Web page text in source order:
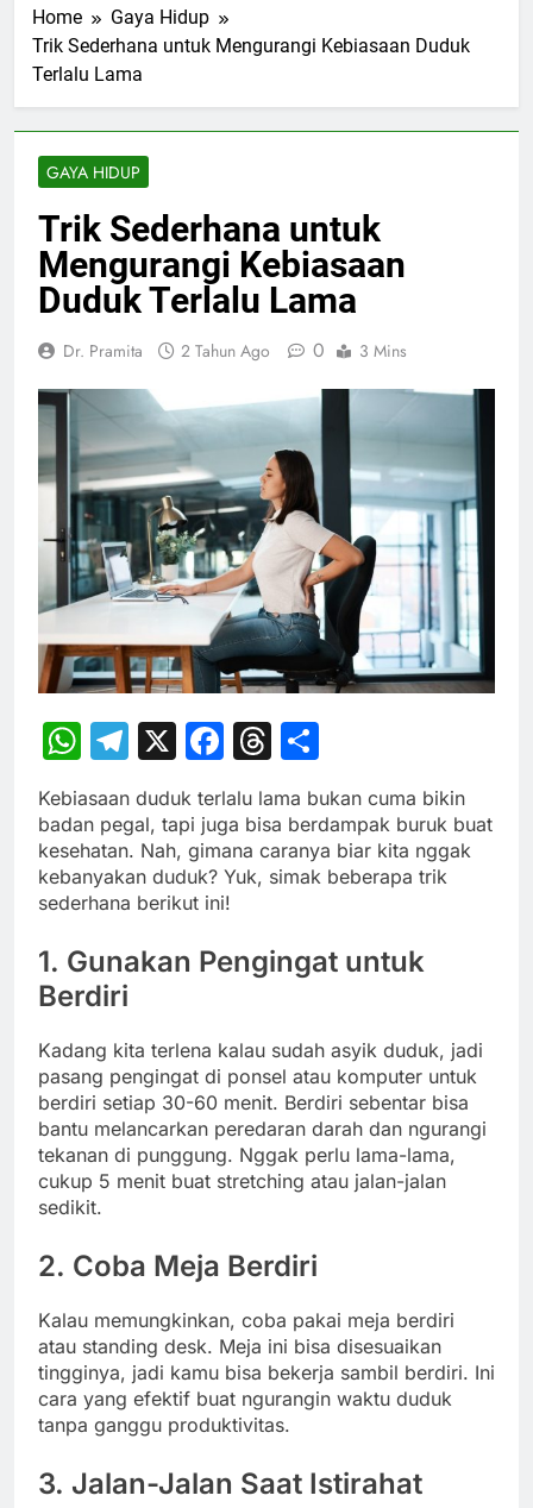
Home
Gaya Hidup
Trik Sederhana untuk Mengurangi Kebiasaan Duduk
Terlalu Lama
GAYA HIDUP
Trik Sederhana untuk
Mengurangi Kebiasaan
Duduk Terlalu Lama
Dr. Pramita 2 Tahun Ago 0 3 Mins
WhatsApp
Telegram
X Facebook
Threads
Kebiasaan duduk terlalu lama bukan cuma bikin
badan pegal, tapi juga bisa berdampak buruk buat
kesehatan. Nah, gimana caranya biar kita nggak
kebanyakan duduk? Yuk, simak beberapa trik
sederhana berikut ini!
1. Gunakan Pengingat untuk
Berdiri
Kadang kita terlena kalau sudah asyik duduk, jadi
pasang pengingat di ponsel atau komputer untuk
berdiri setiap 30-60 menit. Berdiri sebentar bisa
bantu melancarkan peredaran darah dan ngurangi
tekanan di punggung. Nggak perlu lama-lama,
cukup 5 menit buat stretching atau jalan-jalan
sedikit.
2. Coba Meja Berdiri
Kalau memungkinkan, coba pakai meja berdiri
atau standing desk. Meja ini bisa disesuaikan
tingginya, jadi kamu bisa bekerja sambil berdiri. Ini
cara yang efektif buat ngurangin waktu duduk
tanpa ganggu produktivitas.
3. Jalan-Jalan Saat Istirahat